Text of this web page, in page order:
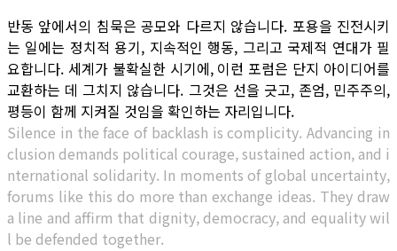
반동 앞에서의 침묵은 공모와 다르지 않습니다. 포용을 진전시키
는 일에는 정치적 용기, 지속적인 행동, 그리고 국제적 연대가 필
요합니다. 세계가 불확실한 시기에, 이런 포럼은 단지 아이디어를
교환하는 데 그치지 않습니다. 그것은 선을 긋고, 존엄, 민주주의,
평등이 함께 지켜질 것임을 확인하는 자리입니다.
Silence in the face of backlash is complicity. Advancing in
clusion demands political courage, sustained action, and i
nternational solidarity. In moments of global uncertainty,
forums like this do more than exchange ideas. They draw
a line and affirm that dignity, democracy, and equality wil
l be defended together.